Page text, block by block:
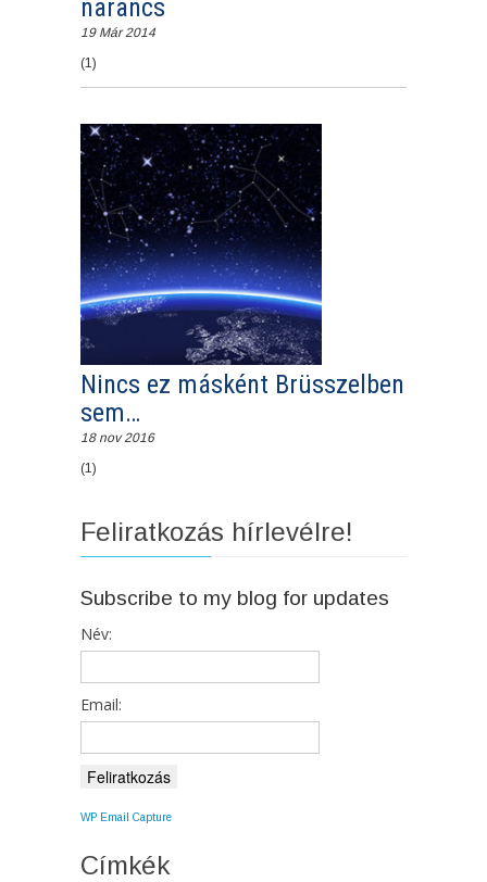
narancs
19 Már 2014
(1)
Nincs ez másként Brüsszelben
sem…
18 nov 2016
(1)
Feliratkozás hírlevélre!
Subscribe to my blog for updates
Név:
Email:
WP Email Capture
Címkék